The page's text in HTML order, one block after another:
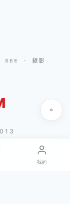
SEE · 摄影
我的